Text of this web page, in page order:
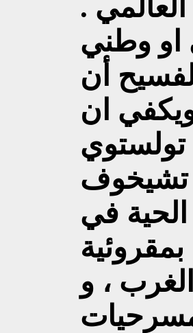
.
وطني
أن
ويكفي ان
تولستوي
في
، و